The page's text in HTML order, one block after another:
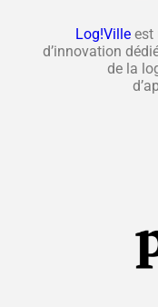
Log!Villeest
d’innovation
de la